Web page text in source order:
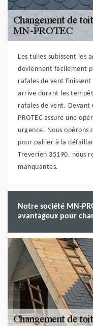
Les tuiles subissent les
deviennent facilement
rafales de vent
arrive durant les
rafales de vent.
PROTEC assure une
urgence. Nous opérons
pour pallier à la
Treverien 35190, nous
manquantes.
Notre société MN-
avantageux pour